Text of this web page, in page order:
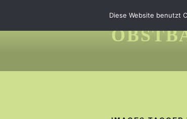
springen
Diese Website benutzt